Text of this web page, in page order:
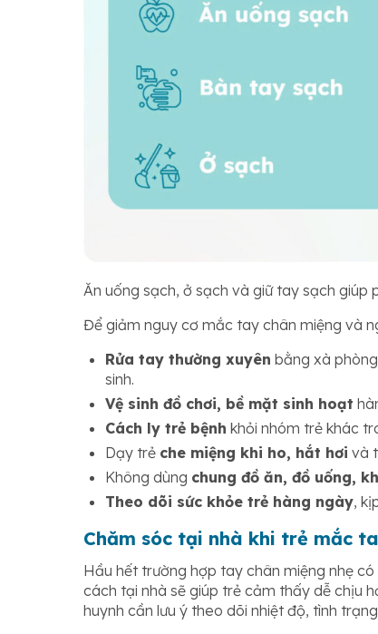
Ăn uống sạch, ở sạch và giữ tay sạch giúp
Để giảm nguy cơ mắc tay chân miệng và
Rửa tay thường xuyên bằng xà
sinh.
Vệ sinh đồ chơi, bề mặt sinh hoạt
Cách ly trẻ bệnh khỏi nhóm trẻ khác
Dạy trẻ che miệng khi ho, hắt hơi và
Không dùng chung đồ ăn, đồ uống,
Theo dõi sức khỏe trẻ hàng ngày,
Chăm sóc tại nhà khi trẻ mắc
Hầu hết trường hợp tay chân miệng nhẹ
cách tại nhà sẽ giúp trẻ cảm thấy dễ chịu
huynh cần lưu ý theo dõi nhiệt độ, tình